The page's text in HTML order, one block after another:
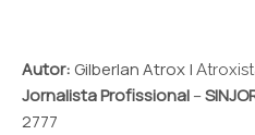
Autor:Gilberlan Atrox |
Jornalista Profissional–
2777